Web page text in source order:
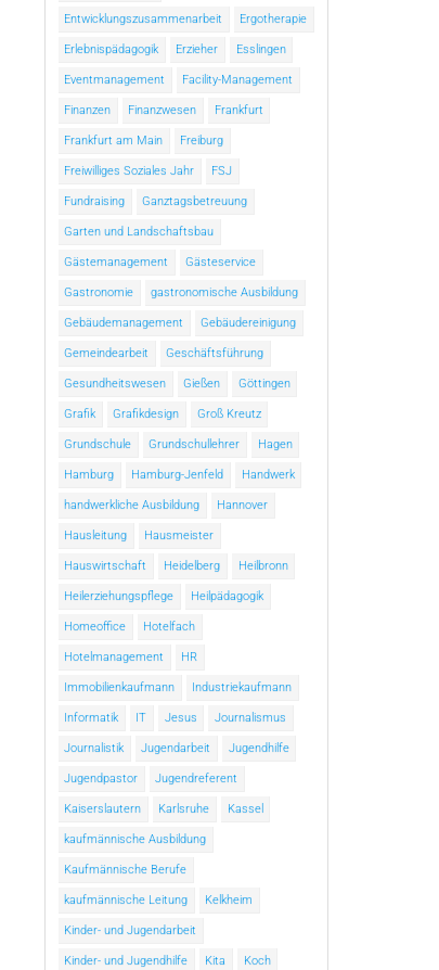
Entwicklungszusammenarbeit Ergotherapie
Erlebnispädagogik Erzieher Esslingen
Eventmanagement Facility-Management
Finanzen Finanzwesen Frankfurt
Frankfurt am Main Freiburg
Freiwilliges Soziales Jahr FSJ
Fundraising Ganztagsbetreuung
Garten und Landschaftsbau
Gästemanagement Gästeservice
Gastronomie gastronomische Ausbildung
Gebäudemanagement Gebäudereinigung
Gemeindearbeit Geschäftsführung
Gesundheitswesen Gießen Göttingen
Grafik Grafikdesign Groß Kreutz
Grundschule Grundschullehrer Hagen
Hamburg Hamburg-Jenfeld Handwerk
handwerkliche Ausbildung Hannover
Hausleitung Hausmeister
Hauswirtschaft Heidelberg Heilbronn
Heilerziehungspflege Heilpädagogik
Homeoffice Hotelfach
Hotelmanagement HR
Immobilienkaufmann Industriekaufmann
Informatik IT Jesus Journalismus
Journalistik Jugendarbeit Jugendhilfe
Jugendpastor Jugendreferent
Kaiserslautern Karlsruhe Kassel
kaufmännische Ausbildung
Kaufmännische Berufe
kaufmännische Leitung Kelkheim
Kinder- und Jugendarbeit
Kinder- und Jugendhilfe Kita Koch